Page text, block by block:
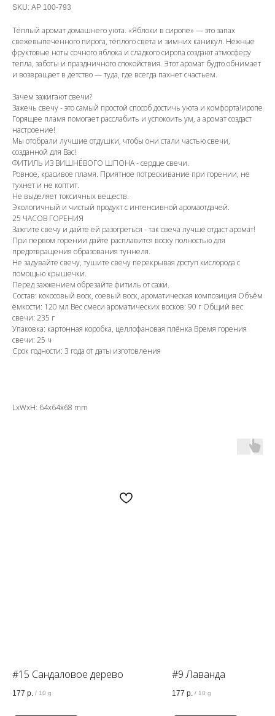
SKU: АР 100-793
Тёплый аромат домашнего уюта. «Яблоки в сиропе» — это запах
свежевыпеченного пирога, тёплого света и зимних каникул. Нежные
фруктовые ноты сочного яблока и сладкого сиропа создают атмосферу
тепла, заботы и праздничного спокойствия. Этот аромат будто обнимает
и возвращает в детство — туда, где всегда пахнет счастьем.
Зачем зажигают свечи?
Зажечь свечу - это самый простой способ достичь уюта и комфорта!иропе
Горящее пламя помогает расслабить и успокоить ум, а аромат создаст
настроение!
Мы отобрали лучшие отдушки, чтобы они стали частью свечи,
созданной для Вас!
ФИТИЛЬ ИЗ ВИШНЁВОГО ШПОНА - сердце свечи.
Ровное, красивое пламя. Приятное потрескивание при горении, не
тухнет и не коптит.
Не выделяет токсичных веществ.
Экологичный и чистый продукт с интенсивной аромаотдачей.
25 ЧАСОВ ГОРЕНИЯ
Зажгите свечу и дайте ей разогреться - так свеча лучше отдаст аромат!
При первом горении дайте расплавится воску полностью для
предотвращения образования туннеля.
Не задувайте свечу, тушите свечу перекрывая доступ кислорода с
помощью крышечки.
Перед зажжением обрезайте фитиль от сажи.
Состав: кокосовый воск, соевый воск, ароматическая композиция Объём
ёмкости: 120 мл Вес смеси ароматических восков: 90 г Общий вес
свечи: 235 г
Упаковка: картонная коробка, целлофановая плёнка Время горения
свечи: 25 ч
Срок годности: 3 года от даты изготовления
LxWxH: 64x64x68 mm
#15 Сандаловое дерево
177 р. / 10 g
#9 Лаванда
177 р. / 10 g